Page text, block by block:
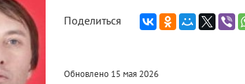
Поделиться
Обновлено 15 мая 2026